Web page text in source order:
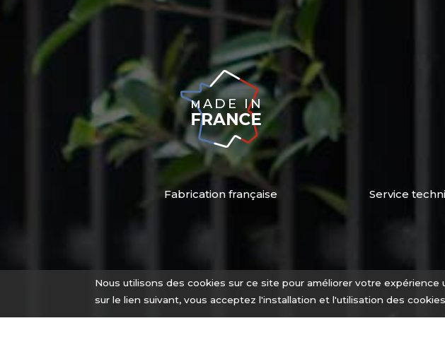
Fabrication française Service
Nous utilisons des cookies sur ce site pour améliorer votre expérience
sur le lien suivant, vous acceptez l'installation et l'utilisation des